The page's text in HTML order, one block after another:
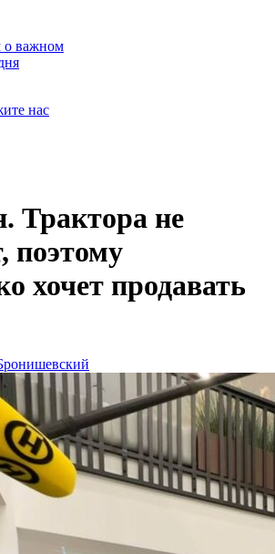
о важном
нас
Трактора не
поэтому
хочет продавать